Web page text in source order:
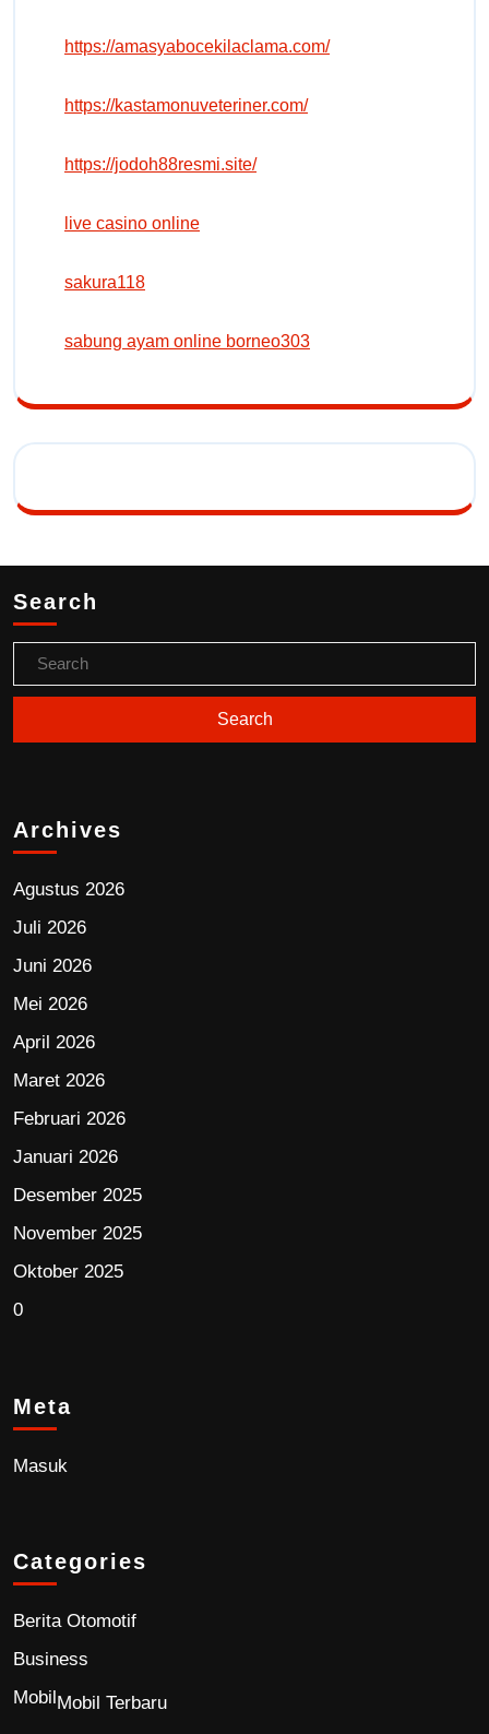
https://amasyabocekilaclama.com/
https://kastamonuveteriner.com/
https://jodoh88resmi.site/
live casino online
sakura118
sabung ayam online borneo303
Search
Archives
Agustus 2026
Juli 2026
Juni 2026
Mei 2026
April 2026
Maret 2026
Februari 2026
Januari 2026
Desember 2025
November 2025
Oktober 2025
0
Meta
Masuk
Categories
Berita Otomotif
Business
Mobil Mobil Terbaru